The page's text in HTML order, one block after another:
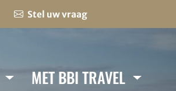
Stel uw vraag
MET BBI TRAVEL